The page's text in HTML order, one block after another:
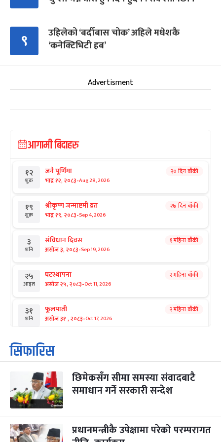
९
उहिलेको ‘बर्दीबास चोक’ अहिले मधेशकै
‘कनेक्टिभिटी हब’
Advertisment
आगामी बिदाहरु
१२
शुक्र
जनै पूर्णिमा
भाद्र १२, २०८३-Aug 28, 2026
२० दिन बाँकी
१९
शुक्र
श्रीकृष्ण जन्माष्टमी व्रत
भाद्र १९, २०८३-Sep 4, 2026
२७ दिन बाँकी
३
शनि
संविधान दिवस
असोज ३, २०८३-Sep 19, 2026
१ महिना बाँकी
२५
आइत
घटस्थापना
असोज २५, २०८३-Oct 11, 2026
२ महिना बाँकी
३१
शनि
फूलपाती
असोज ३१ , २०८३-Oct 17, 2026
२ महिना बाँकी
१
आइत
कार्तिक सङ्क्रान्ति
कार्तिक १, २०८३
३
मंगल
महानवमी
कार्तिक ३, २०८३-Oct 20, 2026
२ महिना बाँकी
४
बुध कार्तिक ४, २०८३ Oct 21, 2026
सिफारिस
छिमेकसँग सीमा समस्या संवादबाटै
समाधान गर्ने सरकारी सन्देश
प्रधानमन्त्रीकै उपेक्षामा परेको परम्परागत